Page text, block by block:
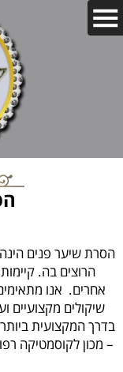
הסרת שיער פנים
הרוצים בה.
אחרים. אנו
שיקולים מקצועיים
בדרך המקצועית
– מכון לקוסמטיקה